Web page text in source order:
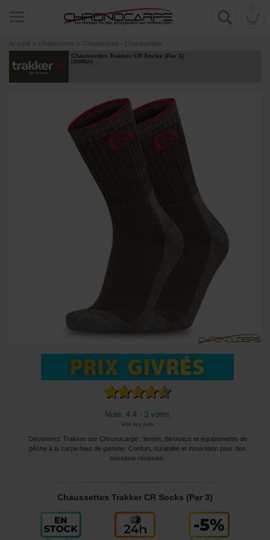
Accueil » Chaussants » Chaussures - Chaussettes
Chaussettes Trakker CR Socks (Par 3)
[269085A]
Note: 4.4 - 3 votes
Voir les avis
Découvrez Trakker sur Chronocarpe : tentes, bivouacs et équipements de
pêche à la carpe haut de gamme. Confort, durabilité et innovation pour des
sessions réussies.
Chaussettes Trakker CR Socks (Par 3)